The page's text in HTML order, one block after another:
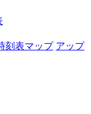
刻表マップ アップ